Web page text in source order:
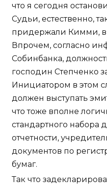
что я сегодня
Судьи, естественно,
придержали Кимми,
Впрочем, согласно
Собинбанка,
господин Степченко
Инициатором в этом
должен выступать
что тоже вполне
стандартного набора
отчетности,
документов по
бумаг.
Так что